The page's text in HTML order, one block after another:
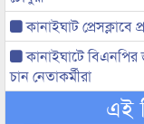
কানাইঘাট
কানাইঘাটে
চান নেতাকর্মীরা
এই